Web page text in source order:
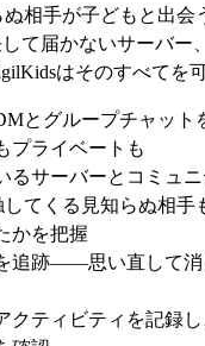
ぬ相手が子どもと出
て届かないサーバー
はそのすべてを
とグループチャッ
プライベートも
るサーバーとコミュ
てくる見知らぬ相手
かを把握
追跡——思い直して消
クティビティを記録